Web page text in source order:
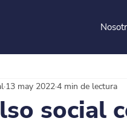
social
13 may 20224 min de lectura